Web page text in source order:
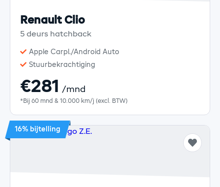
Renault Clio
5 deurs hatchback
Apple Carpl./Android Auto
Stuurbekrachtiging
€281 /mnd
*Bij 60 mnd & 10.000 km/j (excl. BTW)
16% bijtelling